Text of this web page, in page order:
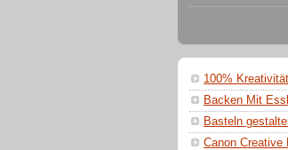
100% Kreativität
Backen Mit
Basteln
Canon Creative